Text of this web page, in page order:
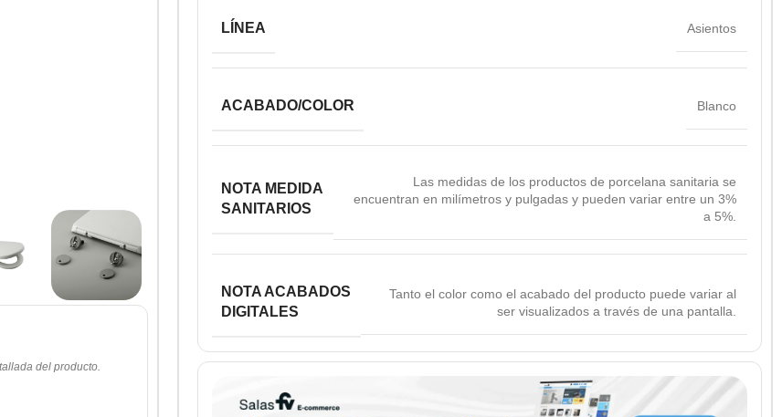
LÍNEA Asientos
ACABADO/COLOR Blanco
NOTA MEDIDA
SANITARIOS
Las medidas de los productos de porcelana sanitaria se
encuentran en milímetros y pulgadas y pueden variar entre un 3%
a 5%.
NOTA ACABADOS
DIGITALES
Tanto el color como el acabado del producto puede variar al
ser visualizados a través de una pantalla.